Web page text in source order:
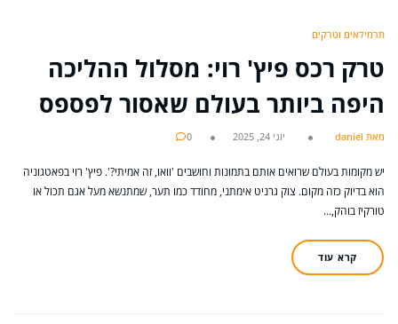
תרמילאים וטרקים
טרק רכס פיץ' רוי: מסלול ההליכה
היפה ביותר בעולם שאסור לפספס
מאת daniel יוני 24, 2025 0
יש מקומות בעולם שרואים אותם בתמונות וחושבים 'וואו, זה אמיתי?'. פיץ' רוי בפאטגוניה
הוא בדיוק כזה מקום. צוק גרניט אימתני, מחודד כמו תער, שמתנשא מעל אגם תכול או
טורקיז בוהק,…
קרא עוד